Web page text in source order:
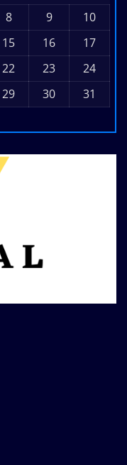
8 9
10
15 16
17
22 23
24
29 30
31